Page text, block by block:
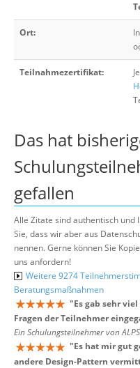
Ort:
Teilnahmezertifikat:
Das hat
gefallen
Alle Zitate sind authentisch
Sie, dass wir aber aus
nennen. Gerne können Sie
uns anfordern!
Weitere 9274
Beratungsmaßnahmen
"Es gab sehr
Fragen der Teilnehmer
Ein Schulungsteilnehmer von
"Es hat mir gut
andere Design-Pattern